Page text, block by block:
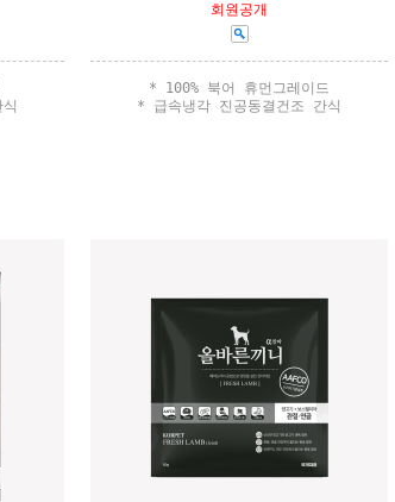
회원공개
* 100% 북어 휴먼그레이드
* 급속냉각 진공동결건조 간식